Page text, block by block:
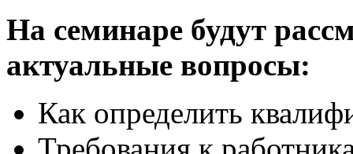
На семинаре будут
актуальные вопросы:
Как определить